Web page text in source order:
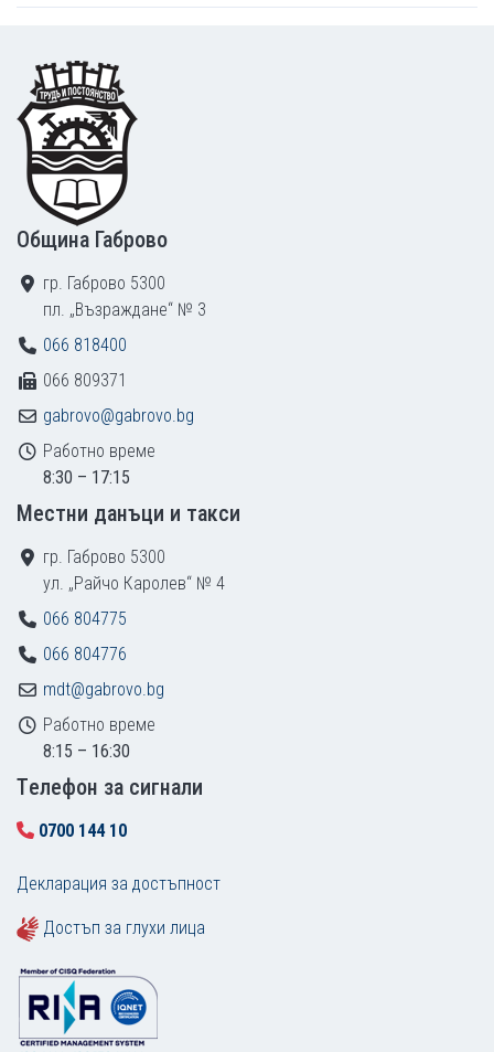
Footer
Община Габрово
гр. Габрово 5300
пл. „Възраждане“ № 3
066 818400
066 809371
gabrovo@gabrovo.bg
Работно време
8:30 – 17:15
Местни данъци и такси
гр. Габрово 5300
ул. „Райчо Каролев“ № 4
066 804775
066 804776
mdt@gabrovo.bg
Работно време
8:15 – 16:30
Tелефон за сигнали
0700 144 10
Декларация за достъпност
Достъп за глухи лица